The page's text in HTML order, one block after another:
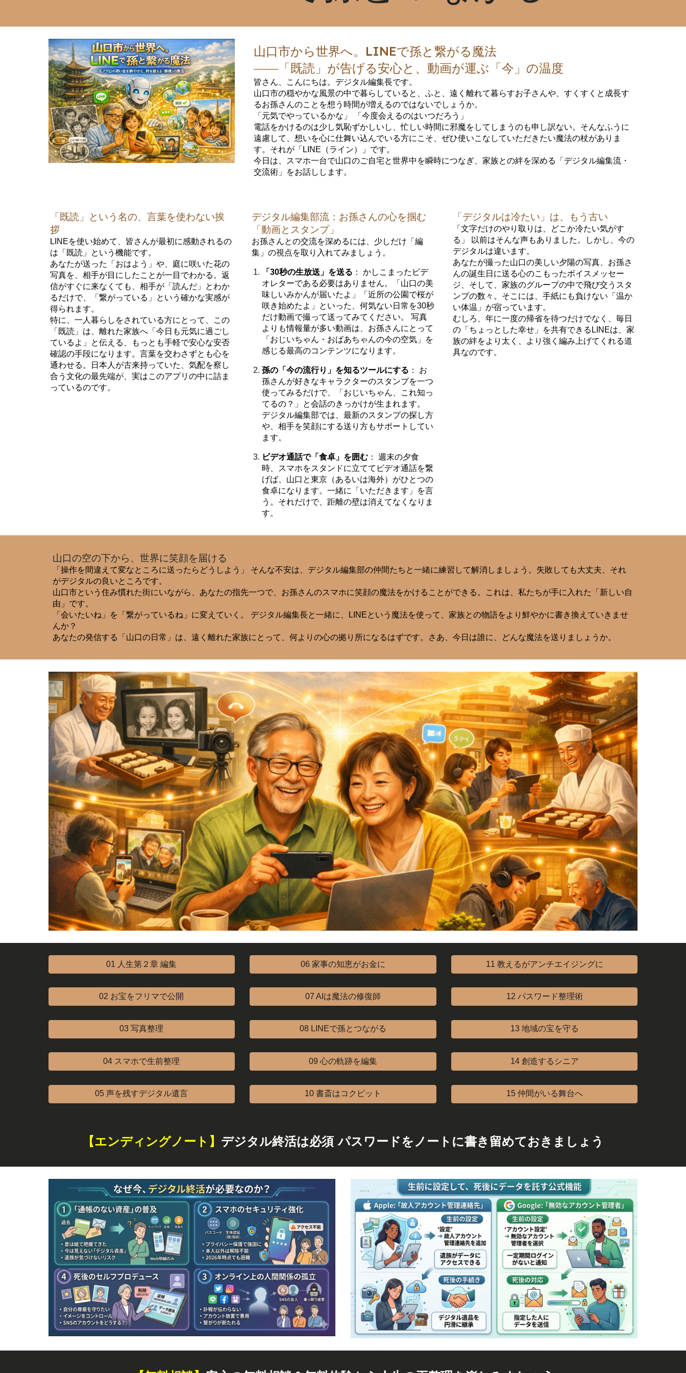
山口市から世界へ。LINEで孫と繋がる魔法
――「既読」が告げる安心と、動画が運ぶ「今」の温度
皆さん、こんにちは。デジタル編集長です。
山口市の穏やかな風景の中で暮らしていると、ふと、遠く離れて暮らすお子さんや、すくすくと成長す
るお孫さんのことを想う時間が増えるのではないでしょうか。
「元気でやっているかな」 「今度会えるのはいつだろう」
電話をかけるのは少し気恥ずかしいし、忙しい時間に邪魔をしてしまうのも申し訳ない。そんなふうに
遠慮して、想いを心に仕舞い込んでいる方にこそ、ぜひ使いこなしていただきたい魔法の杖がありま
す。それが「LINE（ライン）」です。
今日は、スマホ一台で山口のご自宅と世界中を瞬時につなぎ、家族との絆を深める「デジタル編集流・
交流術」をお話しします。
「既読」という名の、言葉を使わない挨
拶
LINEを使い始めて、皆さんが最初に感動されるの
は「既読」という機能です。
あなたが送った「おはよう」や、庭に咲いた花の
写真を、相手が目にしたことが一目でわかる。返
信がすぐに来なくても、相手が「読んだ」とわか
るだけで、「繋がっている」という確かな実感が
得られます。
特に、一人暮らしをされている方にとって、この
「既読」は、離れた家族へ「今日も元気に過ごし
ているよ」と伝える、もっとも手軽で安心な安否
確認の手段になります。言葉を交わさずとも心を
通わせる。日本人が古来持っていた、気配を察し
合う文化の最先端が、実はこのアプリの中に詰ま
っているのです。
デジタル編集部流：お孫さんの心を掴む
「動画とスタンプ」
お孫さんとの交流を深めるには、少しだけ「編
集」の視点を取り入れてみましょう。
「30秒の生放送」を送る ： かしこまったビデ
オレターである必要はありません。「山口の美
味しいみかんが届いたよ」「近所の公園で桜が
咲き始めたよ」といった、何気ない日常を30秒
だけ動画で撮って送ってみてください。 写真
よりも情報量が多い動画は、お孫さんにとって
「おじいちゃん・おばあちゃんの今の空気」を
感じる最高のコンテンツになります。
孫の「今の流行り」を知るツールにする ： お
孫さんが好きなキャラクターのスタンプを一つ
使ってみるだけで、「おじいちゃん、これ知っ
てるの？」と会話のきっかけが生まれます。
デジタル編集部では、最新のスタンプの探し方
や、相手を笑顔にする送り方もサポートしてい
ます。
ビデオ通話で「食卓」を囲む： 週末の夕食
時、スマホをスタンドに立ててビデオ通話を繋
げば、山口と東京（あるいは海外）がひとつの
食卓になります。一緒に「いただきます」を言
う。それだけで、距離の壁は消えてなくなりま
す。
「デジタルは冷たい」は、もう古い
「文字だけのやり取りは、どこか冷たい気がす
る」 以前はそんな声もありました。しかし、今の
デジタルは違います。
あなたが撮った山口の美しい夕陽の写真、お孫さ
んの誕生日に送る心のこもったボイスメッセー
ジ、そして、家族のグループの中で飛び交うスタ
ンプの数々。そこには、手紙にも負けない「温か
い体温」が宿っています。
むしろ、年に一度の帰省を待つだけでなく、毎日
の「ちょっとした幸せ」を共有できるLINEは、家
族の絆をより太く、より強く編み上げてくれる道
具なのです。
山口の空の下から、世界に笑顔を届ける
「操作を間違えて変なところに送ったらどうしよう」 そんな不安は、デジタル編集部の仲間たちと一緒に練習して解消しましょう。失敗しても大丈夫、それ
がデジタルの良いところです。
山口市という住み慣れた街にいながら、あなたの指先一つで、お孫さんのスマホに笑顔の魔法をかけることができる。これは、私たちが手に入れた「新しい自
由」です。
「会いたいね」を「繋がっているね」に変えていく。 デジタル編集長と一緒に、LINEという魔法を使って、家族との物語をより鮮やかに書き換えていきませ
んか？
あなたの発信する「山口の日常」は、遠く離れた家族にとって、何よりの心の拠り所になるはずです。さあ、今日は誰に、どんな魔法を送りましょうか。
01 人生第２章 編集
02 お宝をフリマで公開
03 写真整理
04 スマホで生前整理
05 声を残すデジタル遺言
06 家事の知恵がお金に
07 AIは魔法の修復師
08 LINEで孫とつながる
09 心の軌跡を編集
10 書斎はコクピット
11 教えるがアンチエイジングに
12 パスワード整理術
13 地域の宝を守る
14 創造するシニア
15 仲間がいる舞台へ
【エンディングノート】 デジタル終活は必須 パスワードをノートに書き留めておきましょう